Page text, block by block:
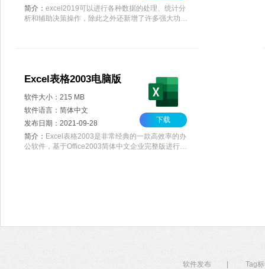
简介： excel2019可以进行各种数据的处理、统计分
析和辅助决策操作，除此之外还新增了许多强大功
Excel表格2003电脑版
软件大小：215 MB
软件语言：简体中文
发布日期：2021-09-28
下载
简介： Excel表格2003是非常经典的一款高效率的办
公软件，基于Office2003简体中文企业完整版进行定
软件发布 Tag